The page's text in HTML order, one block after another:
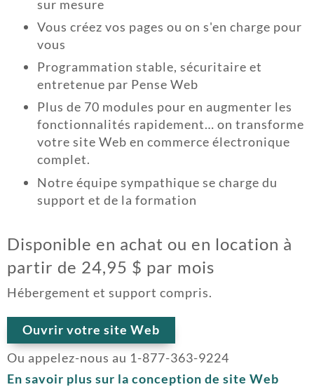
sur mesure
Vous créez vos pages ou on s'en charge pour
vous
Programmation stable, sécuritaire et
entretenue par Pense Web
Plus de 70 modules pour en augmenter les
fonctionnalités rapidement… on transforme
votre site Web en commerce électronique
complet.
Notre équipe sympathique se charge du
support et de la formation
Disponible en achat ou en location à
partir de 24,95 $ par mois
Hébergement et support compris.
Ouvrir votre site Web
Ou appelez-nous au 1-877-363-9224
En savoir plus sur la conception de site Web